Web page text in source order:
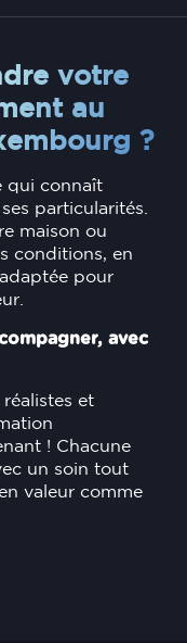
votre
au
?
qui connaît
particularités.
maison ou
conditions, en
pour
avec
et
! Chacune
un soin tout
valeur comme